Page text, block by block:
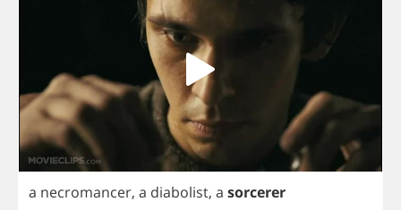
a necromancer, a diabolist, a sorcerer